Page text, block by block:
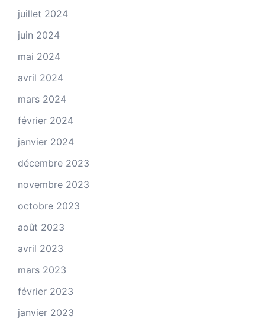
juillet 2024
juin 2024
mai 2024
avril 2024
mars 2024
février 2024
janvier 2024
décembre 2023
novembre 2023
octobre 2023
août 2023
avril 2023
mars 2023
février 2023
janvier 2023